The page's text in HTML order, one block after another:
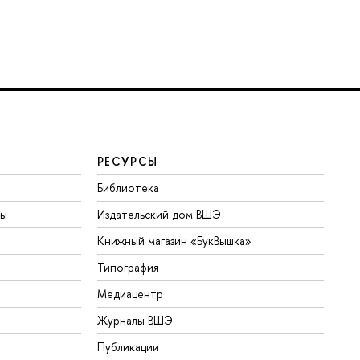
РЕСУРСЫ
Библиотека
Издательский дом ВШЭ
Книжный магазин «БукВышка»
Типография
Медиацентр
Журналы ВШЭ
Публикации